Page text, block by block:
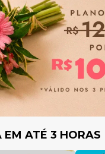
EM ATÉ 3 HORAS